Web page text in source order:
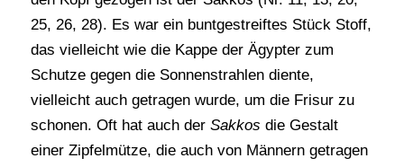
25, 26, 28). Es war ein buntgestreiftes Stück Stoff,
das vielleicht wie die Kappe der Ägypter zum
Schutze gegen die Sonnenstrahlen diente,
vielleicht auch getragen wurde, um die Frisur zu
schonen. Oft hat auch der Sakkos die Gestalt
einer Zipfelmütze, die auch von Männern getragen